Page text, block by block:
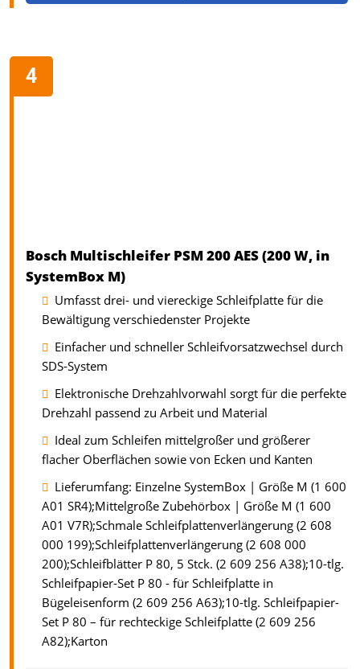
Bosch Multischleifer PSM 200 AES (200 W, in
SystemBox M)
Umfasst drei- und viereckige Schleifplatte für die
Bewältigung verschiedenster Projekte
Einfacher und schneller Schleifvorsatzwechsel durch
SDS-System
Elektronische Drehzahlvorwahl sorgt für die perfekte
Drehzahl passend zu Arbeit und Material
Ideal zum Schleifen mittelgroßer und größerer
flacher Oberflächen sowie von Ecken und Kanten
Lieferumfang: Einzelne SystemBox | Größe M (1 600
A01 SR4);Mittelgroße Zubehörbox | Größe M (1 600
A01 V7R);Schmale Schleifplattenverlängerung (2 608
000 199);Schleifplattenverlängerung (2 608 000
200);Schleifblätter P 80, 5 Stck. (2 609 256 A38);10-tlg.
Schleifpapier-Set P 80 - für Schleifplatte in
Bügeleisenform (2 609 256 A63);10-tlg. Schleifpapier-
Set P 80 – für rechteckige Schleifplatte (2 609 256
A82);Karton